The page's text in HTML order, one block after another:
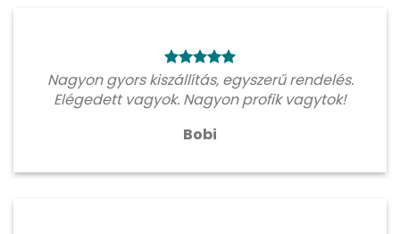
Nagyon gyors kiszállítás, egyszerű rendelés.
Elégedett vagyok. Nagyon profik vagytok!
Bobi